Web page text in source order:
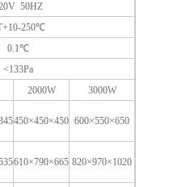
50HZ
250℃
0.1℃
<133Pa
2000W
3000W
450×450×450 600×550×650
610×790×665 820×970×1020